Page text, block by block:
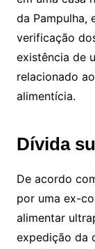
da Pampulha,
verificação
existência de
relacionado
alimentícia.
Dívida
De acordo
por uma ex-
alimentar
expedição da